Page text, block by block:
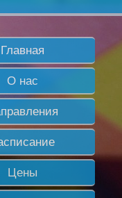
Главная
О нас
Цены